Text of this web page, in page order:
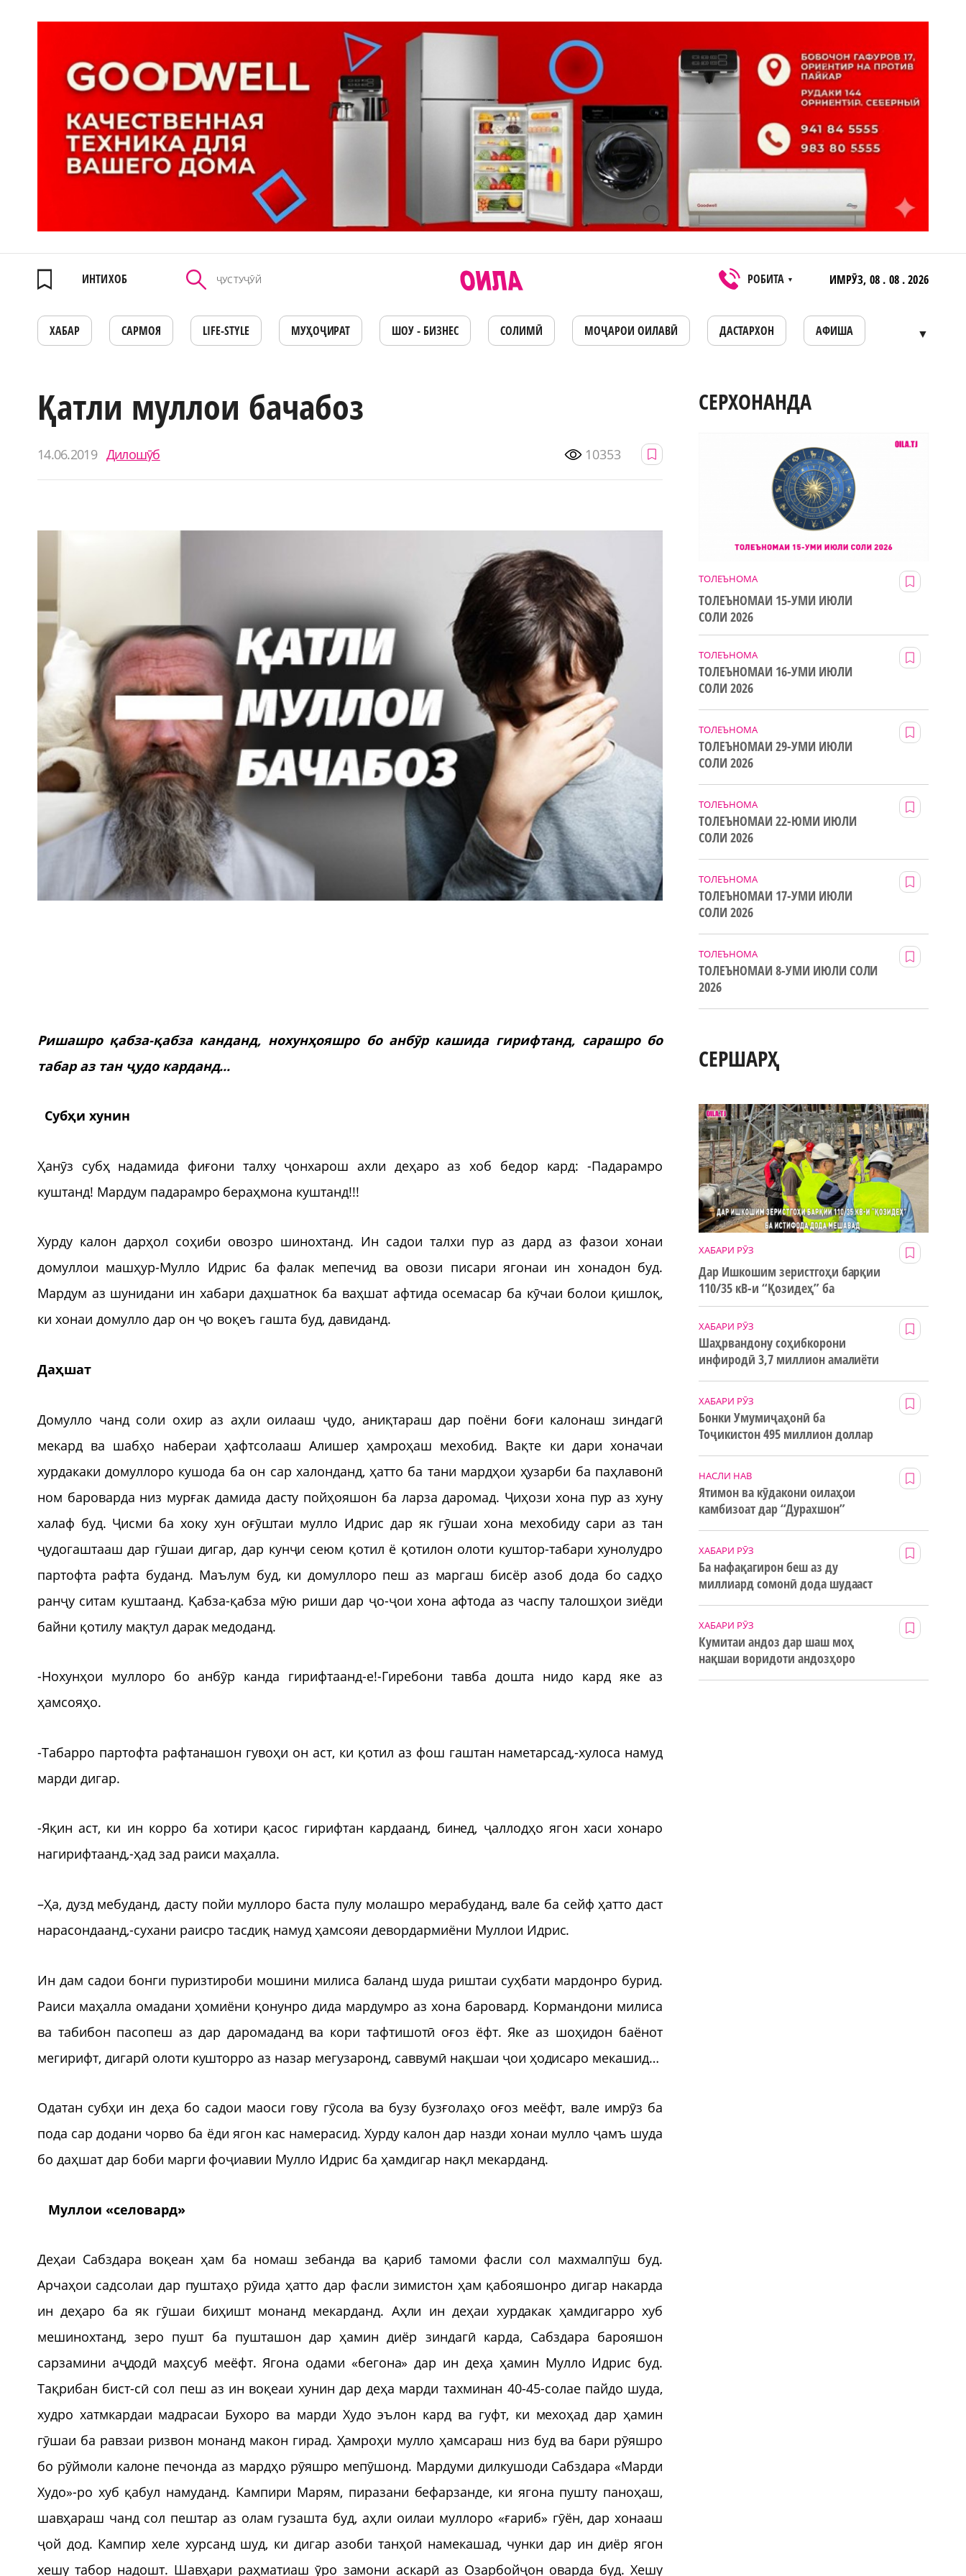
ИНТИХОБ РОБИТА ▼ ИМРӮЗ, 08 . 08 . 2026
ХАБАР САРМОЯ LIFE-STYLE МУҲОҶИРАТ ШОУ - БИЗНЕС СОЛИМӢ МОҶАРОИ ОИЛАВӢ ДАСТАРХОН АФИША ▼
Қатли муллои бачабоз
14.06.2019 Дилошӯб 10353
Ришашро қабза-қабза канданд, нохунҳояшро бо анбӯр кашида гирифтанд, сарашро бо
табар аз тан ҷудо карданд...
Субҳи хунин
Ҳанӯз субҳ надамида фиғони талху ҷонхарош ахли деҳаро аз хоб бедор кард: -Падарамро
куштанд! Мардум падарамро бераҳмона куштанд!!!
Хурду калон дарҳол соҳиби овозро шинохтанд. Ин садои талхи пур аз дард аз фазои хонаи
домуллои машҳур-Мулло Идрис ба фалак мепечид ва овози писари ягонаи ин хонадон буд.
Мардум аз шунидани ин хабари даҳшатнок ба ваҳшат афтида осемасар ба кӯчаи болои қишлоқ,
ки хонаи домулло дар он ҷо воқеъ гашта буд, давиданд.
Даҳшат
Домулло чанд соли охир аз аҳли оилааш ҷудо, аниқтараш дар поёни боғи калонаш зиндагӣ
мекард ва шабҳо набераи ҳафтсолааш Алишер ҳамроҳаш мехобид. Вақте ки дари хоначаи
хурдакаки домуллоро кушода ба он сар халонданд, ҳатто ба тани мардҳои ҳузарби ба паҳлавонӣ
ном бароварда низ мурғак дамида дасту пойҳояшон ба ларза даромад. Ҷиҳози хона пур аз хуну
халаф буд. Ҷисми ба хоку хун оғӯштаи мулло Идрис дар як гӯшаи хона мехобиду сари аз тан
ҷудогаштааш дар гӯшаи дигар, дар кунҷи сеюм қотил ё қотилон олоти куштор-табари хунолудро
партофта рафта буданд. Маълум буд, ки домуллоро пеш аз маргаш бисёр азоб дода бо садҳо
ранҷу ситам куштаанд. Қабза-қабза мӯю риши дар ҷо-ҷои хона афтода аз часпу талошҳои зиёди
байни қотилу мақтул дарак медоданд.
-Нохунҳои муллоро бо анбӯр канда гирифтаанд-е!-Гиребони тавба дошта нидо кард яке аз
ҳамсояҳо.
-Табарро партофта рафтанашон гувоҳи он аст, ки қотил аз фош гаштан наметарсад,-хулоса намуд
марди дигар.
-Яқин аст, ки ин корро ба хотири қасос гирифтан кардаанд, бинед, ҷаллодҳо ягон хаси хонаро
нагирифтаанд,-ҳад зад раиси маҳалла.
–Ҳа, дузд мебуданд, дасту пойи муллоро баста пулу молашро мерабуданд, вале ба сейф ҳатто даст
нарасондаанд,-сухани раисро тасдиқ намуд ҳамсояи девордармиёни Муллои Идрис.
Ин дам садои бонги пуризтироби мошини милиса баланд шуда риштаи суҳбати мардонро бурид.
Раиси маҳалла омадани ҳомиёни қонунро дида мардумро аз хона баровард. Кормандони милиса
ва табибон пасопеш аз дар даромаданд ва кори тафтишотӣ оғоз ёфт. Яке аз шоҳидон баёнот
мегирифт, дигарӣ олоти кушторро аз назар мегузаронд, саввумӣ нақшаи ҷои ҳодисаро мекашид…
Одатан субҳи ин деҳа бо садои маоси гову гӯсола ва бузу бузғолаҳо оғоз меёфт, вале имрӯз ба
пода сар додани чорво ба ёди ягон кас намерасид. Хурду калон дар назди хонаи мулло ҷамъ шуда
бо даҳшат дар боби марги фоҷиавии Мулло Идрис ба ҳамдигар нақл мекарданд.
Муллои «селовард»
Деҳаи Сабздара воқеан ҳам ба номаш зебанда ва қариб тамоми фасли сол махмалпӯш буд.
Арчаҳои садсолаи дар пуштаҳо рӯида ҳатто дар фасли зимистон ҳам қабояшонро дигар накарда
ин деҳаро ба як гӯшаи биҳишт монанд мекарданд. Аҳли ин деҳаи хурдакак ҳамдигарро хуб
мешинохтанд, зеро пушт ба пушташон дар ҳамин диёр зиндагӣ карда, Сабздара барояшон
сарзамини аҷдодӣ маҳсуб меёфт. Ягона одами «бегона» дар ин деҳа ҳамин Мулло Идрис буд.
Тақрибан бист-сӣ сол пеш аз ин воқеаи хунин дар деҳа марди тахминан 40-45-солае пайдо шуда,
худро хатмкардаи мадрасаи Бухоро ва марди Худо эълон кард ва гуфт, ки мехоҳад дар ҳамин
гӯшаи ба равзаи ризвон монанд макон гирад. Ҳамроҳи мулло ҳамсараш низ буд ва бари рӯяшро
бо рӯймоли калоне печонда аз мардҳо рӯяшро мепӯшонд. Мардуми дилкушоди Сабздара «Марди
Худо»-ро хуб қабул намуданд. Кампири Марям, пиразани бефарзанде, ки ягона пушту паноҳаш,
шавҳараш чанд сол пештар аз олам гузашта буд, аҳли оилаи муллоро «ғариб» гӯён, дар хонааш
ҷой дод. Кампир хеле хурсанд шуд, ки дигар азоби танҳоӣ намекашад, чунки дар ин диёр ягон
хешу табор надошт. Шавҳари раҳматиаш ӯро замони аскарӣ аз Озарбойҷон оварда буд. Хешу
СЕРХОНАНДА
ТОЛЕЪНОМА
ТОЛЕЪНОМАИ 15-УМИ ИЮЛИ
СОЛИ 2026
ТОЛЕЪНОМА
ТОЛЕЪНОМАИ 16-УМИ ИЮЛИ
СОЛИ 2026
ТОЛЕЪНОМА
ТОЛЕЪНОМАИ 29-УМИ ИЮЛИ
СОЛИ 2026
ТОЛЕЪНОМА
ТОЛЕЪНОМАИ 22-ЮМИ ИЮЛИ
СОЛИ 2026
ТОЛЕЪНОМА
ТОЛЕЪНОМАИ 17-УМИ ИЮЛИ
СОЛИ 2026
ТОЛЕЪНОМА
ТОЛЕЪНОМАИ 8-УМИ ИЮЛИ СОЛИ
2026
СЕРШАРҲ
ХАБАРИ РӮЗ
Дар Ишкошим зеристгоҳи барқии
110/35 кВ-и “Қозидеҳ” ба
истифода дода мешавад
ХАБАРИ РӮЗ
Шаҳрвандону соҳибкорони
инфиродӣ 3,7 миллион амалиёти
ХАБАРИ РӮЗ
Бонки Умумиҷаҳонӣ ба
Тоҷикистон 495 миллион доллар
НАСЛИ НАВ
Ятимон ва кӯдакони оилаҳои
камбизоат дар “Дурахшон”
ХАБАРИ РӮЗ
Ба нафақагирон беш аз ду
миллиард сомонӣ дода шудааст
ХАБАРИ РӮЗ
Кумитаи андоз дар шаш моҳ
нақшаи воридоти андозҳоро